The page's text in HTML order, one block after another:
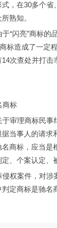
，在30多个省
熟知。
“闪亮”商标的
标造成了一定
次查处并打击
商标
审理商标民事
当事人的请
商标，应当
、个案认定、
权案件，对涉
定商标是驰名